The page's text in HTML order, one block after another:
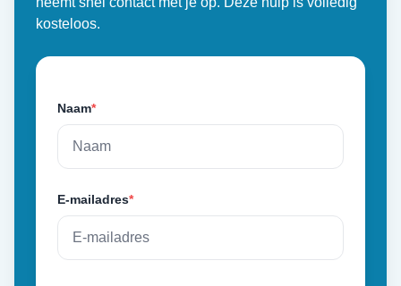
kosteloos.
Naam*
E-mailadres*